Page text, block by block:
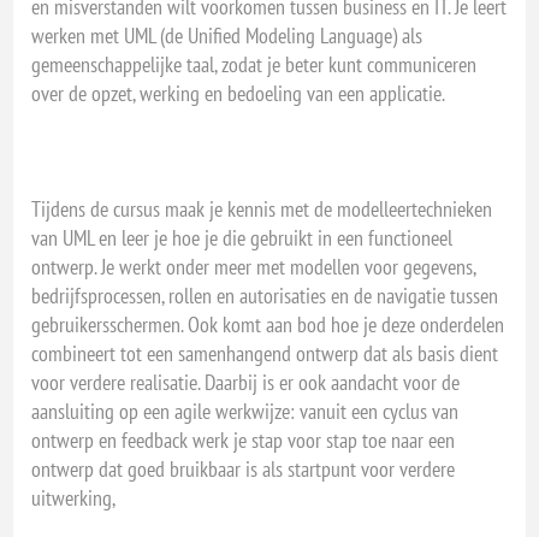
en misverstanden wilt voorkomen tussen business en IT. Je leert
werken met UML (de Unified Modeling Language) als
gemeenschappelijke taal, zodat je beter kunt communiceren
over de opzet, werking en bedoeling van een applicatie.
Tijdens de cursus maak je kennis met de modelleertechnieken
van UML en leer je hoe je die gebruikt in een functioneel
ontwerp. Je werkt onder meer met modellen voor gegevens,
bedrijfsprocessen, rollen en autorisaties en de navigatie tussen
gebruikersschermen. Ook komt aan bod hoe je deze onderdelen
combineert tot een samenhangend ontwerp dat als basis dient
voor verdere realisatie. Daarbij is er ook aandacht voor de
aansluiting op een agile werkwijze: vanuit een cyclus van
ontwerp en feedback werk je stap voor stap toe naar een
ontwerp dat goed bruikbaar is als startpunt voor verdere
uitwerking,